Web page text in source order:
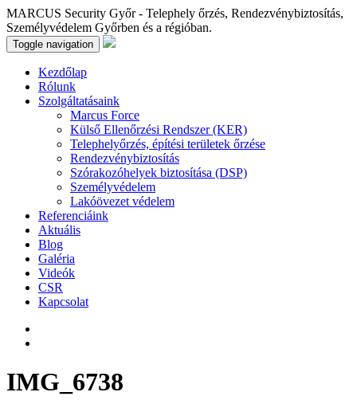
MARCUS Security Győr - Telephely őrzés, Rendezvénybiztosítás,
Személyvédelem Győrben és a régióban.
Toggle navigation
Kezdőlap
Rólunk
Szolgáltatásaink
Marcus Force
Külső Ellenőrzési Rendszer (KER)
Telephelyőrzés, építési területek őrzése
Rendezvénybiztosítás
Szórakozóhelyek biztosítása (DSP)
Személyvédelem
Lakóövezet védelem
Referenciáink
Aktuális
Blog
Galéria
Videók
CSR
Kapcsolat
IMG_6738